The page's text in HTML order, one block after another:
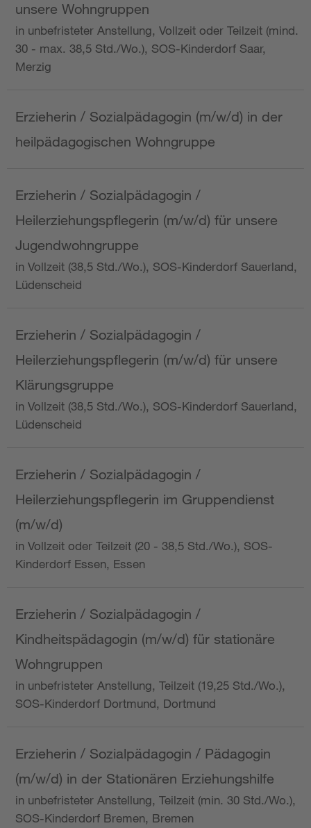
unsere Wohngruppen
in unbefristeter Anstellung, Vollzeit oder Teilzeit (mind.
30 - max. 38,5 Std./Wo.), SOS-Kinderdorf Saar,
Merzig
Erzieherin / Sozialpädagogin (m/w/d) in der
heilpädagogischen Wohngruppe
Erzieherin / Sozialpädagogin /
Heilerziehungspflegerin (m/w/d) für unsere
Jugendwohngruppe
in Vollzeit (38,5 Std./Wo.), SOS-Kinderdorf Sauerland,
Lüdenscheid
Erzieherin / Sozialpädagogin /
Heilerziehungspflegerin (m/w/d) für unsere
Klärungsgruppe
in Vollzeit (38,5 Std./Wo.), SOS-Kinderdorf Sauerland,
Lüdenscheid
Erzieherin / Sozialpädagogin /
Heilerziehungspflegerin im Gruppendienst
(m/w/d)
in Vollzeit oder Teilzeit (20 - 38,5 Std./Wo.), SOS-
Kinderdorf Essen, Essen
Erzieherin / Sozialpädagogin /
Kindheitspädagogin (m/w/d) für stationäre
Wohngruppen
in unbefristeter Anstellung, Teilzeit (19,25 Std./Wo.),
SOS-Kinderdorf Dortmund, Dortmund
Erzieherin / Sozialpädagogin / Pädagogin
(m/w/d) in der Stationären Erziehungshilfe
in unbefristeter Anstellung, Teilzeit (min. 30 Std./Wo.),
SOS-Kinderdorf Bremen, Bremen